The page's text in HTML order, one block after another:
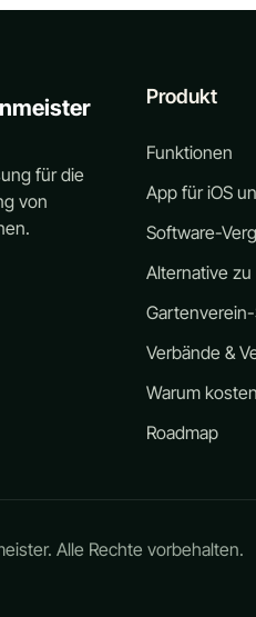
für die
von
Produkt
Funktionen
App für iOS
Software-
Alternative
Verbände &
Warum
Roadmap
Alle Rechte vorbehalten.